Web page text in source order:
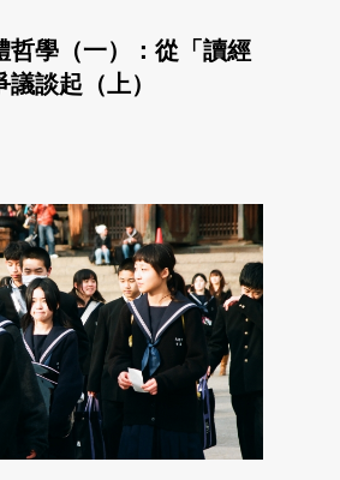
哲學（一）：從「讀經
談起（上）